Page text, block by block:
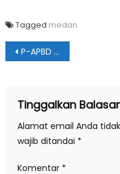
Tagged medan
Navigasi
P-APBD Medan 2020 Rp5,19 Triliun Lebih
Tinggalkan
Alamat email Anda
wajib ditandai *
Komentar *